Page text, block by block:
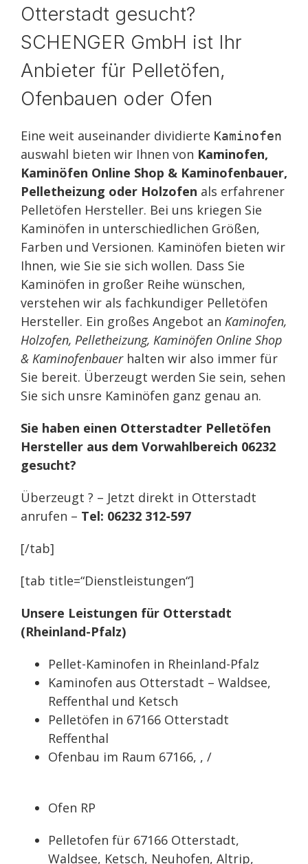
Otterstadt gesucht?
SCHENGER GmbH ist Ihr
Anbieter für Pelletöfen,
Ofenbauen oder Ofen
Eine weit auseinander dividierte Kaminofen
auswahl bieten wir Ihnen von Kaminofen,
Kaminöfen Online Shop & Kaminofenbauer,
Pelletheizung oder Holzofen als erfahrener
Pelletöfen Hersteller. Bei uns kriegen Sie
Kaminöfen in unterschiedlichen Größen,
Farben und Versionen. Kaminöfen bieten wir
Ihnen, wie Sie sie sich wollen. Dass Sie
Kaminöfen in großer Reihe wünschen,
verstehen wir als fachkundiger Pelletöfen
Hersteller. Ein großes Angebot an Kaminofen,
Holzofen, Pelletheizung, Kaminöfen Online Shop
& Kaminofenbauerhalten wir also immer für
Sie bereit. Überzeugt werden Sie sein, sehen
Sie sich unsre Kaminöfen ganz genau an.
Sie haben einen Otterstadter Pelletöfen
Hersteller aus dem Vorwahlbereich 06232
gesucht?
Überzeugt ? – Jetzt direkt in Otterstadt
anrufen – Tel: 06232 312-597
[/tab]
[tab title=“Dienstleistungen“]
Unsere Leistungen für Otterstadt
(Rheinland-Pfalz)
Pellet-Kaminofen in Rheinland-Pfalz
Kaminofen aus Otterstadt – Waldsee,
Reffenthal und Ketsch
Pelletöfen in 67166 Otterstadt
Reffenthal
Ofenbau im Raum 67166, , /
Ofen RP
Pelletofen für 67166 Otterstadt,
Waldsee, Ketsch, Neuhofen, Altrip,